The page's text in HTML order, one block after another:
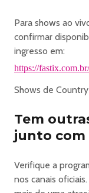
Para shows ao
confirmar
ingresso em:
https://
Shows de
Tem
junto com
Verifique a
nos canais